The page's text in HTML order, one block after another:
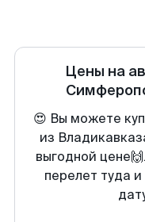
Цены на
😍 Вы можете
из
выгодной
перелет туда